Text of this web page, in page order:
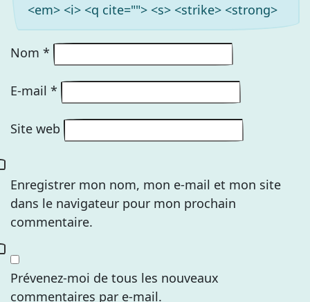
<em> <i> <q cite=""> <s> <strike> <strong>
Nom *
E-mail *
Site web
Enregistrer mon nom, mon e-mail et mon site
dans le navigateur pour mon prochain
commentaire.
Prévenez-moi de tous les nouveaux
commentaires par e-mail.